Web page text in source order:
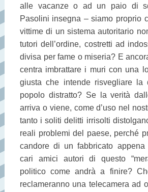
alle vacanze o ad un paio di
Pasolini insegna – siamo proprio
vittime di un sistema autoritario
tutori dell’ordine, costretti ad
divisa per fame o miseria? E
centra imbrattare i muri con una
giusta che intende risvegliare la
popolo distratto? Se la verità
arriva o viene, come d’uso nel
tanto i soliti delitti irrisolti
reali problemi del paese, perché
candore di un fabbricato appena
cari amici autori di questo
politico come andrà a finire?
reclameranno una telecamera ad